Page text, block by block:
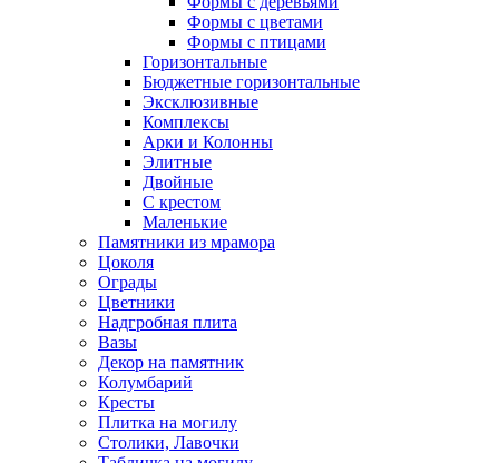
Формы с цветами
Формы с птицами
Горизонтальные
Бюджетные горизонтальные
Эксклюзивные
Комплексы
Арки и Колонны
Элитные
Двойные
С крестом
Маленькие
Памятники из мрамора
Цоколя
Ограды
Цветники
Надгробная плита
Вазы
Декор на памятник
Колумбарий
Кресты
Плитка на могилу
Столики, Лавочки